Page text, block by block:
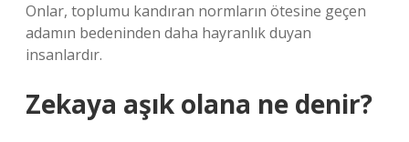
Onlar, toplumu kandıran normların ötesine geçen
adamın bedeninden daha hayranlık duyan
insanlardır.
Zekaya aşık olana ne denir?